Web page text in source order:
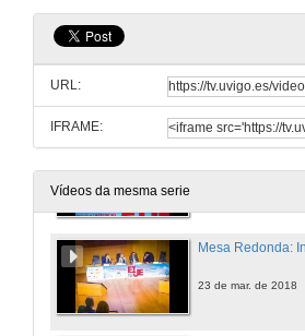
URL:
IFRAME:
Vídeos da mesma serie
22 de mar. de 2018
Anuncio dos
23 de mar. de 2018